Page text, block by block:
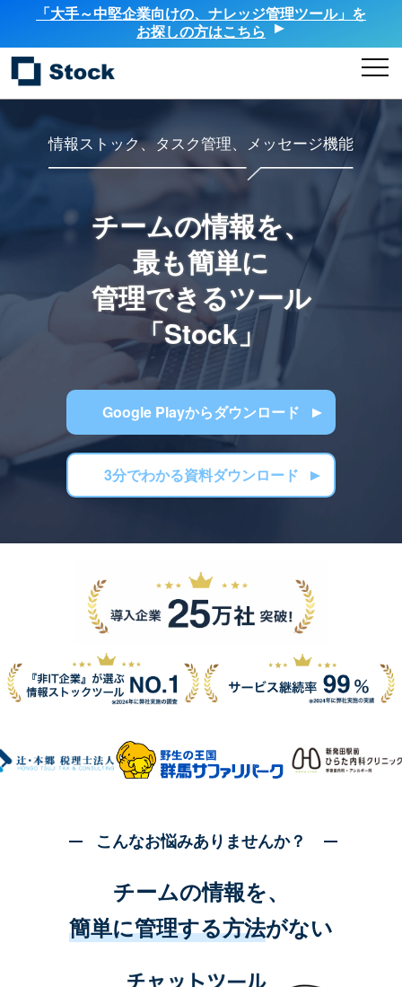
「大手～中堅企業向けの、ナレッジ管理ツール」を
お探しの方はこちら
情報ストック、タスク管理、メッセージ機能
チームの情報を、
最も簡単に
管理できるツール
「Stock」
Google Playからダウンロード
3分でわかる資料ダウンロード
こんなお悩みありませんか？
チームの情報を、
簡単に管理する方法がない